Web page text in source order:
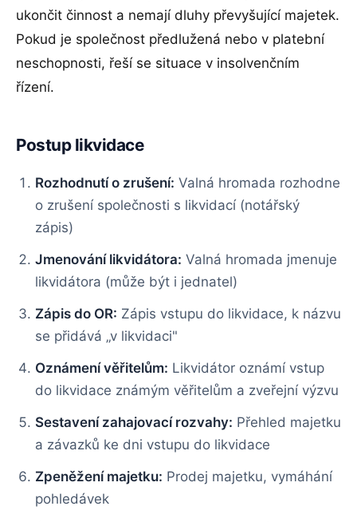
ukončit činnost a nemají dluhy převyšující majetek.
Pokud je společnost předlužená nebo v platební
neschopnosti, řeší se situace v insolvenčním
řízení.
Postup likvidace
Rozhodnutí o zrušení: Valná hromada rozhodne
o zrušení společnosti s likvidací (notářský
zápis)
Jmenování likvidátora: Valná hromada jmenuje
likvidátora (může být i jednatel)
Zápis do OR: Zápis vstupu do likvidace, k názvu
se přidává „v likvidaci"
Oznámení věřitelům: Likvidátor oznámí vstup
do likvidace známým věřitelům a zveřejní výzvu
Sestavení zahajovací rozvahy: Přehled majetku
a závazků ke dni vstupu do likvidace
Zpeněžení majetku: Prodej majetku, vymáhání
pohledávek